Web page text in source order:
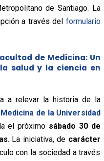
de Santiago. La
a través del formulario
de Medicina: Un
salud y la ciencia en
a relevar la historia de la
de la Universidad
el próximo sábado 30 de
. La iniciativa, de carácter
con la sociedad a través